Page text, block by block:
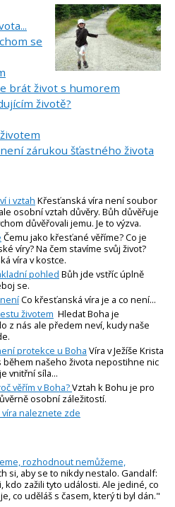
se
brát život s humorem
životě?
zárukou šťastného života
i vztah Křesťanská víra není soubor
osobní vztah důvěry. Bůh důvěřuje
důvěřovali jemu. Je to výzva.
Čemu jako křesťané věříme? Co je
víry? Na čem stavíme svůj život?
víra v kostce.
pohled Bůh jde vstříc úplně
se.
Co křesťanská víra je a co není...
životem Hledat Boha je
z nás ale předem neví, kudy naše
protekce u Boha Víra v Ježíše Krista
během našeho života nepostihne nic
vnitřní síla...
věřím v Boha?Vztah k Bohu je pro
osobní záležitostí.
naleznete zde
rozhodnout nemůžeme,
si, aby se to nikdy nestalo. Gandalf:
kdo zažili tyto události. Ale jediné, co
co uděláš s časem, který ti byl dán."